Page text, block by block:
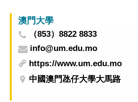
澳門大學
（853）8822 8833
info@um.edu.mo
https://www.um.edu.mo
中國澳門氹仔大學大馬路